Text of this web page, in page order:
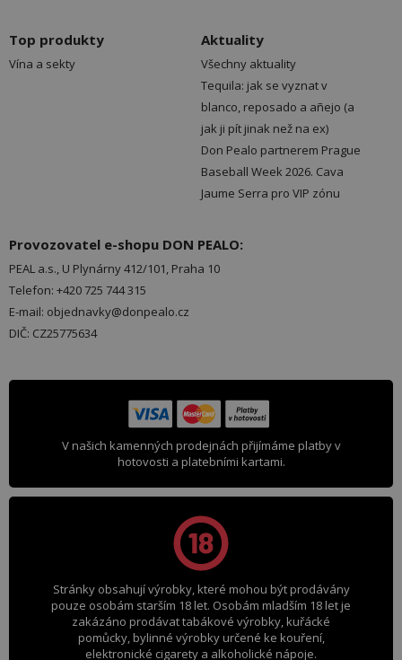
Top produkty
Vína a sekty
Aktuality
Všechny aktuality
Tequila: jak se vyznat v
blanco, reposado a añejo (a
jak ji pít jinak než na ex)
Don Pealo partnerem Prague
Baseball Week 2026. Cava
Jaume Serra pro VIP zónu
Provozovatel e-shopu DON PEALO:
PEAL a.s., U Plynárny 412/101, Praha 10
Telefon: +420 725 744 315
E-mail: objednavky@donpealo.cz
DIČ: CZ25775634
V našich kamenných prodejnách přijímáme platby v
hotovosti a platebními kartami.
Stránky obsahují výrobky, které mohou být prodávány
pouze osobám starším 18 let. Osobám mladším 18 let je
zakázáno prodávat tabákové výrobky, kuřácké
pomůcky, bylinné výrobky určené ke kouření,
elektronické cigarety a alkoholické nápoje.